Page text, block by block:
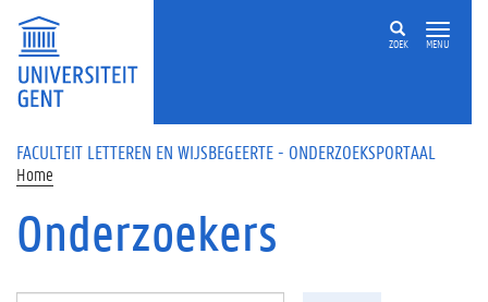
Overslaan en naar de inhoud gaan
ZOEK MENU
FACULTEIT LETTEREN EN WIJSBEGEERTE - ONDERZOEKSPORTAAL
Home
Onderzoekers